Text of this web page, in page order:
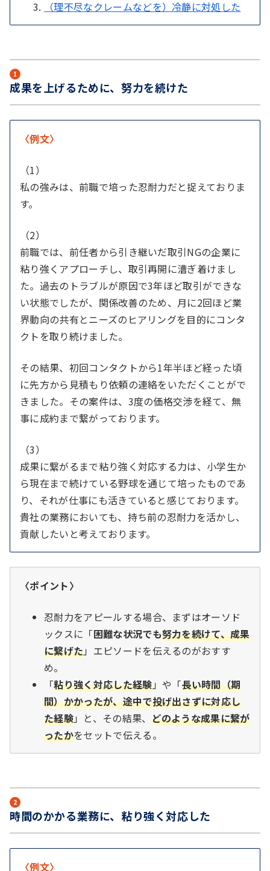
（理不尽なクレームなどを）冷静に対処した
1
成果を上げるために、努力を続けた
〈例文〉
（1）
私の強みは、前職で培った忍耐力だと捉えておりま
す。
（2）
前職では、前任者から引き継いだ取引NGの企業に
粘り強くアプローチし、取引再開に漕ぎ着けまし
た。過去のトラブルが原因で3年ほど取引ができな
い状態でしたが、関係改善のため、月に2回ほど業
界動向の共有とニーズのヒアリングを目的にコンタ
クトを取り続けました。
その結果、初回コンタクトから1年半ほど経った頃
に先方から見積もり依頼の連絡をいただくことがで
きました。その案件は、3度の価格交渉を経て、無
事に成約まで繋がっております。
（3）
成果に繋がるまで粘り強く対応する力は、小学生か
ら現在まで続けている野球を通じて培ったものであ
り、それが仕事にも活きていると感じております。
貴社の業務においても、持ち前の忍耐力を活かし、
貢献したいと考えております。
〈ポイント〉
忍耐力をアピールする場合、まずはオーソド
ックスに「困難な状況でも努力を続けて、成果
に繋げた」エピソードを伝えるのがおすす
め。
「粘り強く対応した経験」や「長い時間（期
間）かかったが、途中で投げ出さずに対応し
た経験」と、その結果、 どのような成果に繋が
ったかをセットで伝える。
2
時間のかかる業務に、粘り強く対応した
〈例文〉